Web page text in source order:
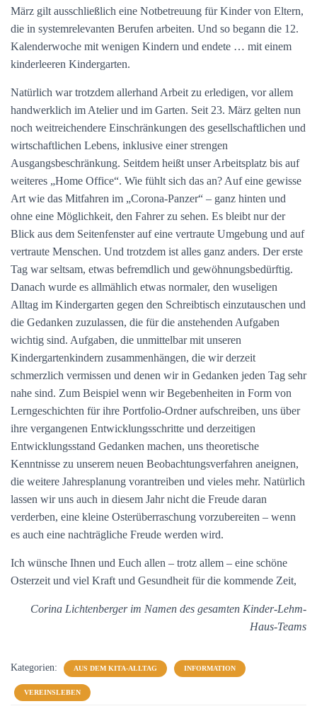
März gilt ausschließlich eine Notbetreuung für Kinder von Eltern,
die in systemrelevanten Berufen arbeiten. Und so begann die 12.
Kalenderwoche mit wenigen Kindern und endete … mit einem
kinderleeren Kindergarten.
Natürlich war trotzdem allerhand Arbeit zu erledigen, vor allem
handwerklich im Atelier und im Garten. Seit 23. März gelten nun
noch weitreichendere Einschränkungen des gesellschaftlichen und
wirtschaftlichen Lebens, inklusive einer strengen
Ausgangsbeschränkung. Seitdem heißt unser Arbeitsplatz bis auf
weiteres „Home Office“. Wie fühlt sich das an? Auf eine gewisse
Art wie das Mitfahren im „Corona-Panzer“ – ganz hinten und
ohne eine Möglichkeit, den Fahrer zu sehen. Es bleibt nur der
Blick aus dem Seitenfenster auf eine vertraute Umgebung und auf
vertraute Menschen. Und trotzdem ist alles ganz anders. Der erste
Tag war seltsam, etwas befremdlich und gewöhnungsbedürftig.
Danach wurde es allmählich etwas normaler, den wuseligen
Alltag im Kindergarten gegen den Schreibtisch einzutauschen und
die Gedanken zuzulassen, die für die anstehenden Aufgaben
wichtig sind. Aufgaben, die unmittelbar mit unseren
Kindergartenkindern zusammenhängen, die wir derzeit
schmerzlich vermissen und denen wir in Gedanken jeden Tag sehr
nahe sind. Zum Beispiel wenn wir Begebenheiten in Form von
Lerngeschichten für ihre Portfolio-Ordner aufschreiben, uns über
ihre vergangenen Entwicklungsschritte und derzeitigen
Entwicklungsstand Gedanken machen, uns theoretische
Kenntnisse zu unserem neuen Beobachtungsverfahren aneignen,
die weitere Jahresplanung vorantreiben und vieles mehr. Natürlich
lassen wir uns auch in diesem Jahr nicht die Freude daran
verderben, eine kleine Osterüberraschung vorzubereiten – wenn
es auch eine nachträgliche Freude werden wird.
Ich wünsche Ihnen und Euch allen – trotz allem – eine schöne
Osterzeit und viel Kraft und Gesundheit für die kommende Zeit,
Corina Lichtenberger im Namen des gesamten Kinder-Lehm-
Haus-Teams
Kategorien: AUS DEM KITA-ALLTAG INFORMATION
VEREINSLEBEN